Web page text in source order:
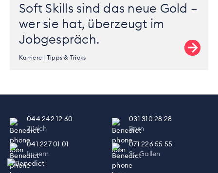
Soft Skills sind das neue Gold –
wer sie hat, überzeugt im
Jobgespräch.
Karriere Tipps & Tricks
044 242 12 60
Zürich
031 310 28 28
Bern
041 227 01 01
Luzern
071 226 55 55
St. Gallen